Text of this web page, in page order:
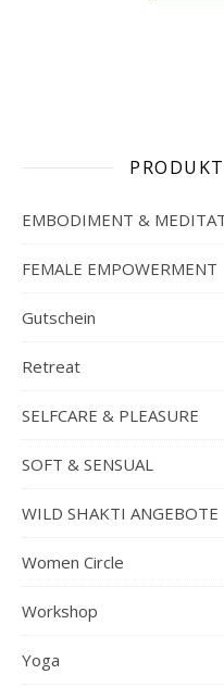
EMBODIMENT &
FEMALE EMPOWERMENT
Gutschein
Retreat
SELFCARE & PLEASURE
SOFT & SENSUAL
WILD SHAKTI ANGEBOTE
Women Circle
Workshop
Yoga